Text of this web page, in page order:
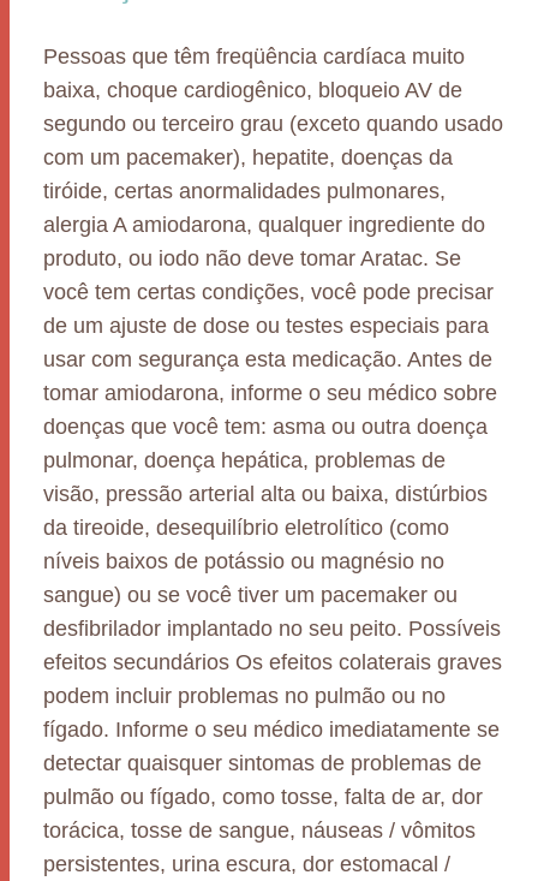
Pessoas que têm freqüência cardíaca muito
baixa, choque cardiogênico, bloqueio AV de
segundo ou terceiro grau (exceto quando usado
com um pacemaker), hepatite, doenças da
tiróide, certas anormalidades pulmonares,
alergia A amiodarona, qualquer ingrediente do
produto, ou iodo não deve tomar Aratac. Se
você tem certas condições, você pode precisar
de um ajuste de dose ou testes especiais para
usar com segurança esta medicação. Antes de
tomar amiodarona, informe o seu médico sobre
doenças que você tem: asma ou outra doença
pulmonar, doença hepática, problemas de
visão, pressão arterial alta ou baixa, distúrbios
da tireoide, desequilíbrio eletrolítico (como
níveis baixos de potássio ou magnésio no
sangue) ou se você tiver um pacemaker ou
desfibrilador implantado no seu peito. Possíveis
efeitos secundários Os efeitos colaterais graves
podem incluir problemas no pulmão ou no
fígado. Informe o seu médico imediatamente se
detectar quaisquer sintomas de problemas de
pulmão ou fígado, como tosse, falta de ar, dor
torácica, tosse de sangue, náuseas / vômitos
persistentes, urina escura, dor estomacal /